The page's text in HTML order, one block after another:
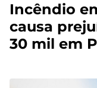
Incêndio
causa
30 mil em